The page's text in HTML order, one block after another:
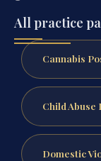
All practice
Cannabis
Child Abuse
Domestic